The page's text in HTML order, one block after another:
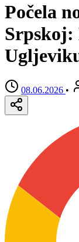
Počela
Srpskoj:
08.06.2026 •